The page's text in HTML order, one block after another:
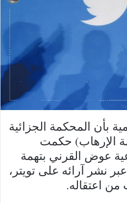
بأن المحكمة الجزائية
الإرهاب) حكمت
عوض القرني بتهمة
نشر آرائه على تويتر،